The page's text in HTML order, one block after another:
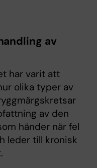
av
har varit att
olika typer av
av den
händer när fel
leder till kronisk